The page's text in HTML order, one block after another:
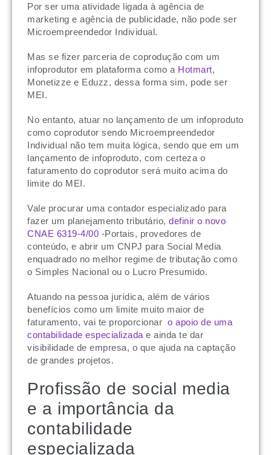
Por ser uma atividade ligada à agência de
marketing e agência de publicidade, não pode ser
Microempreendedor Individual.
Mas se fizer parceria de coprodução com um
infoprodutor em plataforma como a Hotmart,
Monetizze e Eduzz, dessa forma sim, pode ser
MEI.
No entanto, atuar no lançamento de um infoproduto
como coprodutor sendo Microempreendedor
Individual não tem muita lógica, sendo que em um
lançamento de infoproduto, com certeza o
faturamento do coprodutor será muito acima do
limite do MEI.
Vale procurar uma contador especializado para
fazer um planejamento tributário, definir o novo
CNAE 6319-4/00 -Portais, provedores de
conteúdo, e abrir um CNPJ para Social Media
enquadrado no melhor regime de tributação como
o Simples Nacional ou o Lucro Presumido.
Atuando na pessoa jurídica, além de vários
benefícios como um limite muito maior de
faturamento, vai te proporcionar o apoio de uma
contabilidade especializada e ainda te dar
visibilidade de empresa, o que ajuda na captação
de grandes projetos.
Profissão de social media
e a importância da
contabilidade
especializada